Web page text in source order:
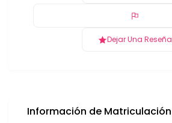
Dejar Una Reseña
Información de Matriculación